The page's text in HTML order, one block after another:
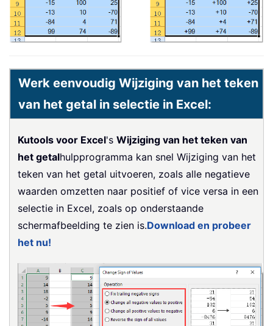
Werk eenvoudig Wijziging van het teken
van het getal in selectie in Excel:
Kutools voor Excel's Wijziging van het teken van
het getalhulpprogramma kan snel Wijziging van het
teken van het getal uitvoeren, zoals alle negatieve
waarden omzetten naar positief of vice versa in een
selectie in Excel, zoals op onderstaande
schermafbeelding te zien is.Download en probeer
het nu!